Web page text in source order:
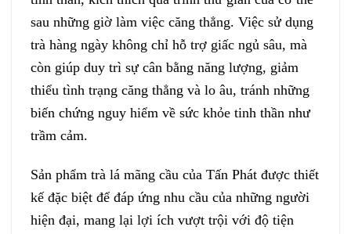
sau những giờ làm việc căng thẳng. Việc sử dụng
trà hàng ngày không chỉ hỗ trợ giấc ngủ sâu, mà
còn giúp duy trì sự cân bằng năng lượng, giảm
thiểu tình trạng căng thẳng và lo âu, tránh những
biến chứng nguy hiểm về sức khỏe tinh thần như
trầm cảm.
Sản phẩm trà lá mãng cầu của Tấn Phát được thiết
kế đặc biệt để đáp ứng nhu cầu của những người
hiện đại, mang lại lợi ích vượt trội với độ tiện